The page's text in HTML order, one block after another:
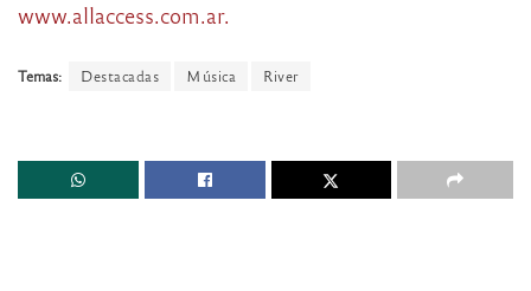
www.allaccess.com.ar.
Temas: Destacadas Música River